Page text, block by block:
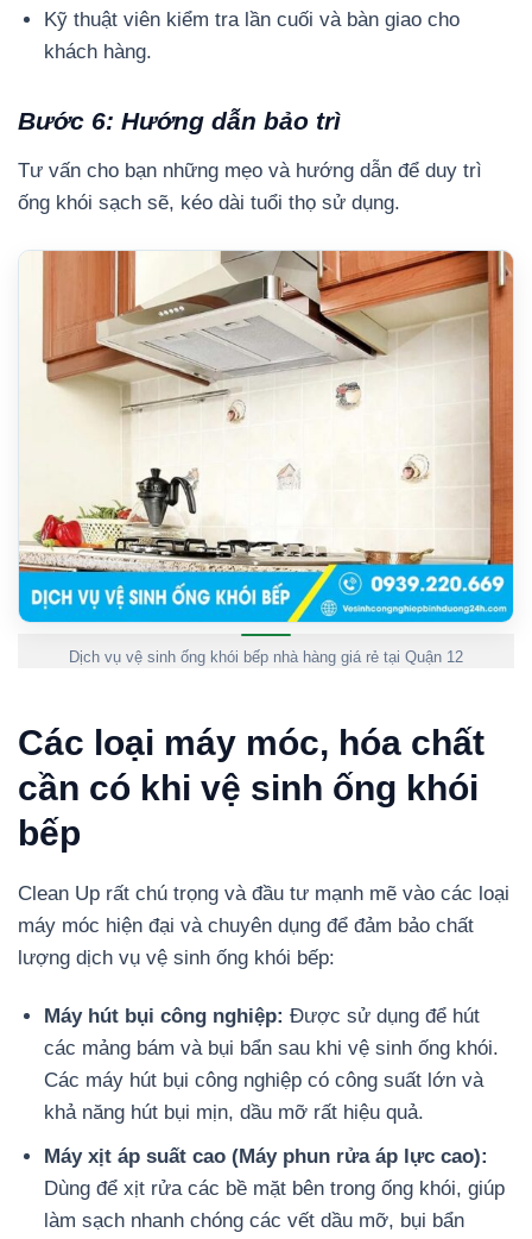
Kỹ thuật viên kiểm tra lần cuối và bàn giao cho
khách hàng.
Bước 6: Hướng dẫn bảo trì
Tư vấn cho bạn những mẹo và hướng dẫn để duy trì
ống khói sạch sẽ, kéo dài tuổi thọ sử dụng.
Dịch vụ vệ sinh ống khói bếp nhà hàng giá rẻ tại Quận 12
Các loại máy móc, hóa chất
cần có khi vệ sinh ống khói
bếp
Clean Up rất chú trọng và đầu tư mạnh mẽ vào các loại
máy móc hiện đại và chuyên dụng để đảm bảo chất
lượng dịch vụ vệ sinh ống khói bếp:
Máy hút bụi công nghiệp: Được sử dụng để hút
các mảng bám và bụi bẩn sau khi vệ sinh ống khói.
Các máy hút bụi công nghiệp có công suất lớn và
khả năng hút bụi mịn, dầu mỡ rất hiệu quả.
Máy xịt áp suất cao (Máy phun rửa áp lực cao):
Dùng để xịt rửa các bề mặt bên trong ống khói, giúp
làm sạch nhanh chóng các vết dầu mỡ, bụi bẩn